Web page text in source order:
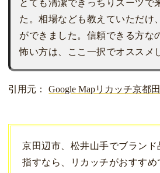
とても清潔できっちりスーツで
た。相場なども教えていただけ
ができました。信頼できる方な
怖い方は、ここ一択でオススメ
引用元： Google Mapリカッチ京都
京田辺市、松井山手でブランド
指すなら、リカッチがおすす